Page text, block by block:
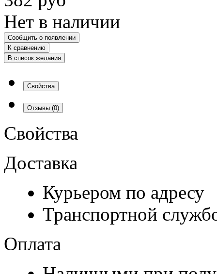
Нет в наличии
Сообщить о появлении
К сравнению
В список желания
Свойства
Отзывы (0)
Свойства
Доставка
Курьером по адресу
Транспортной
Оплата